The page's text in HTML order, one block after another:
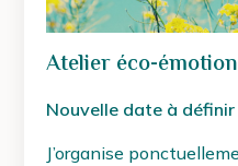
Atelier éco-
Nouvelle date à définir
J’organise